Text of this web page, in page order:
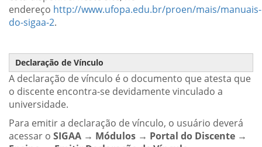
endereço http://www.ufopa.edu.br/proen/mais/manuais-
do-sigaa-2.
Declaração de Vínculo
A declaração de vínculo é o documento que atesta que
o discente encontra-se devidamente vinculado a
universidade.
Para emitir a declaração de vínculo, o usuário deverá
acessar o SIGAA → Módulos → Portal do Discente →